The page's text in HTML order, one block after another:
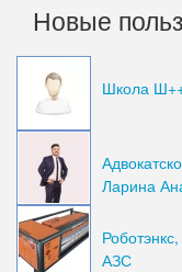
Новые
Школа
Ларина
АЗС